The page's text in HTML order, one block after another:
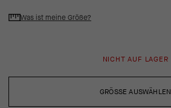
GRÖSSE AUSWÄHLEN
Was ist meine Größe?
NICHT AUF LAGER